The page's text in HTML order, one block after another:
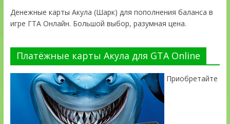
Денежные карты Акула (Шарк) для пополнения баланса в
игре ГТА Онлайн. Большой выбор, разумная цена.
Платёжные карты Акула для GTA Online
Приобретайте